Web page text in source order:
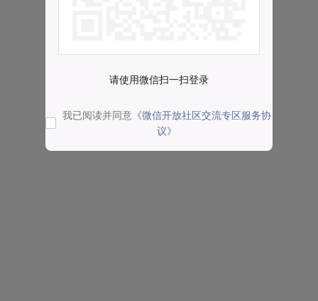
请使用微信扫一扫登录
我已阅读并同意 《微信开放社区交流专区服务协
议》